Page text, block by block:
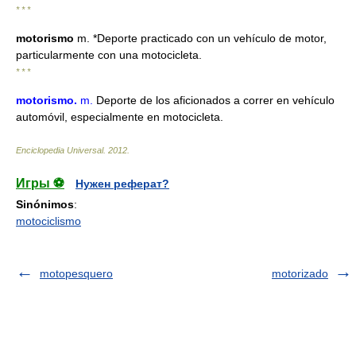
* * *
motorismo m. *Deporte practicado con un vehículo de motor,
particularmente con una motocicleta.
* * *
motorismo. m.
Deporte de los aficionados a correr en vehículo
automóvil, especialmente en motocicleta.
Enciclopedia Universal. 2012
Игры ⚽
Нужен реферат?
Sinónimos:
motociclismo
motopesquero motorizado